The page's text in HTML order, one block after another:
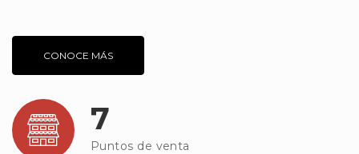
CONOCE MÁS
7
Puntos de venta